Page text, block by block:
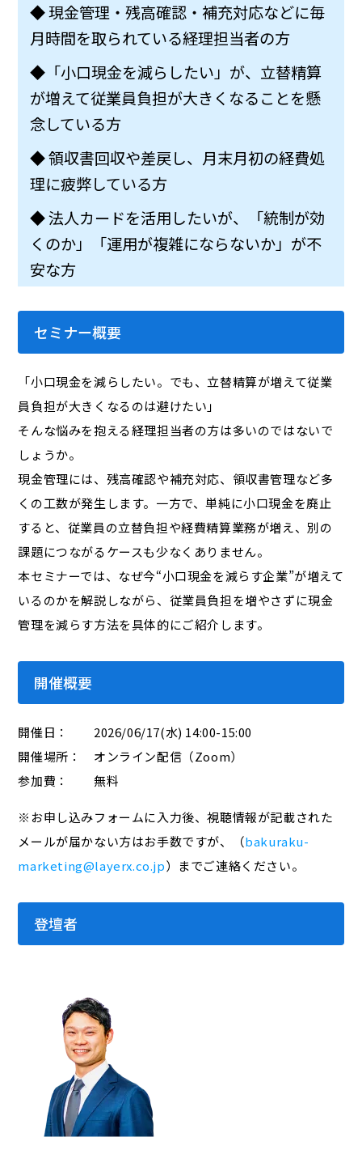
◆ 現金管理・残高確認・補充対応などに毎
月時間を取られている経理担当者の方
◆「小口現金を減らしたい」が、立替精算
が増えて従業員負担が大きくなることを懸
念している方
◆ 領収書回収や差戻し、月末月初の経費処
理に疲弊している方
◆ 法人カードを活用したいが、「統制が効
くのか」「運用が複雑にならないか」が不
安な方
セミナー概要
「小口現金を減らしたい。でも、立替精算が増えて従業
員負担が大きくなるのは避けたい」
そんな悩みを抱える経理担当者の方は多いのではないで
しょうか。
現金管理には、残高確認や補充対応、領収書管理など多
くの工数が発生します。一方で、単純に小口現金を廃止
すると、従業員の立替負担や経費精算業務が増え、別の
課題につながるケースも少なくありません。
本セミナーでは、なぜ今“小口現金を減らす企業”が増えて
いるのかを解説しながら、従業員負担を増やさずに現金
管理を減らす方法を具体的にご紹介します。
開催概要
開催日： 2026/06/17(水) 14:00-15:00
開催場所： オンライン配信（Zoom）
参加費： 無料
※お申し込みフォームに入力後、視聴情報が記載された
メールが届かない方はお手数ですが、（bakuraku-
marketing@layerx.co.jp）までご連絡ください。
登壇者